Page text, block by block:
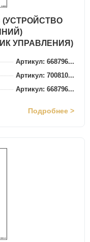
(УСТРОЙСТВО
УПРАВЛЕНИЯ)
Артикул: 668796...
Артикул: 700810...
Артикул: 668796...
Подробнее >